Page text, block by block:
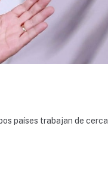
países trabajan de cerca